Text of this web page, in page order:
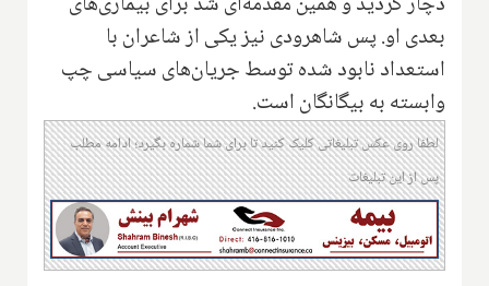
بعدی او. پس شاهرودی نیز یکی از شاعران با
استعداد نابود شده توسط جریان‌های سیاسی چپ
وابسته به بیگانگان است.
لطفا روی عکس تبلیغاتی کلیک کنید تا برای شما شماره بگیرد؛ ادامه مطلب
پس از این تبلیغات